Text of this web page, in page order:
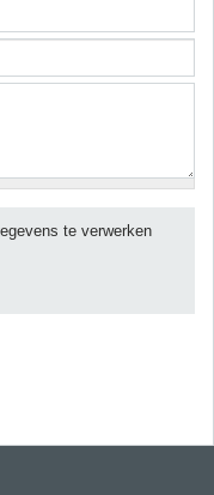
te verwerken